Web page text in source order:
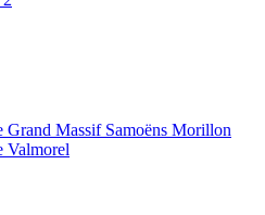
Grand Massif Samoëns Morillon
Valmorel